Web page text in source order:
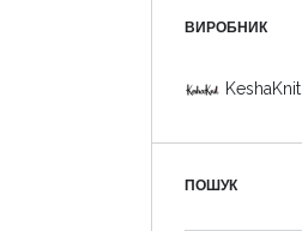
ВИРОБНИК
KeshaKnit
ПОШУК